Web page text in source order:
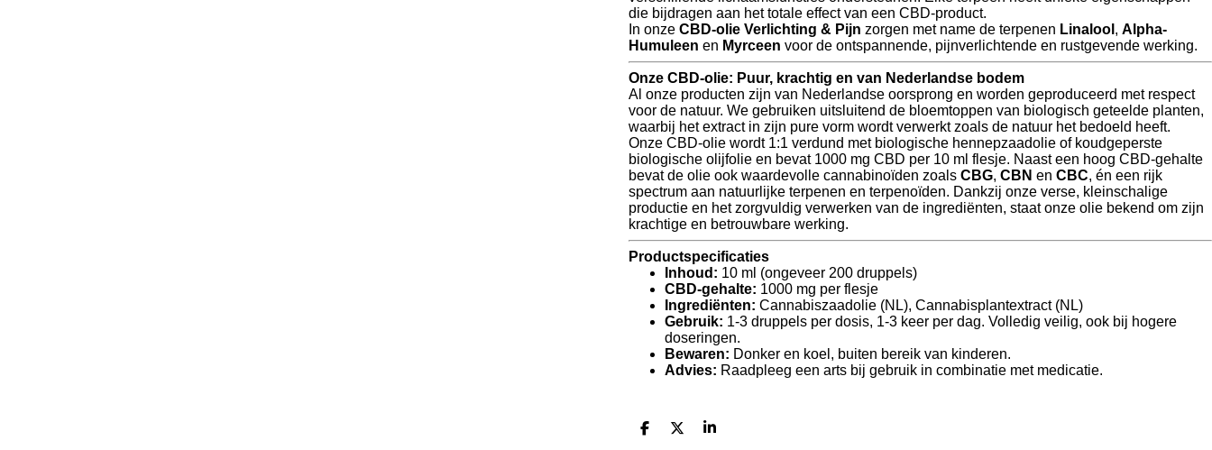
die bijdragen aan het totale effect van een CBD-product.
In onze CBD-olie Verlichting & Pijn zorgen met name de terpenen Linalool , Alpha-
Humuleen en Myrceen voor de ontspannende, pijnverlichtende en rustgevende werking.
Onze CBD-olie: Puur, krachtig en van Nederlandse bodem
Al onze producten zijn van Nederlandse oorsprong en worden geproduceerd met respect
voor de natuur. We gebruiken uitsluitend de bloemtoppen van biologisch geteelde planten,
waarbij het extract in zijn pure vorm wordt verwerkt zoals de natuur het bedoeld heeft.
Onze CBD-olie wordt 1:1 verdund met biologische hennepzaadolie of koudgeperste
biologische olijfolie en bevat 1000 mg CBD per 10 ml flesje. Naast een hoog CBD-gehalte
bevat de olie ook waardevolle cannabinoïden zoals CBG, CBN en CBC, én een rijk
spectrum aan natuurlijke terpenen en terpenoïden. Dankzij onze verse, kleinschalige
productie en het zorgvuldig verwerken van de ingrediënten, staat onze olie bekend om zijn
krachtige en betrouwbare werking.
Productspecificaties
Inhoud: 10 ml (ongeveer 200 druppels)
CBD-gehalte: 1000 mg per flesje
Ingrediënten: Cannabiszaadolie (NL), Cannabisplantextract (NL)
Gebruik: 1-3 druppels per dosis, 1-3 keer per dag. Volledig veilig, ook bij hogere
doseringen.
Bewaren: Donker en koel, buiten bereik van kinderen.
Advies: Raadpleeg een arts bij gebruik in combinatie met medicatie.
D
D
S